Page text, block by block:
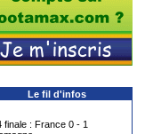
Le fil d'infos
finale : France 0 - 1